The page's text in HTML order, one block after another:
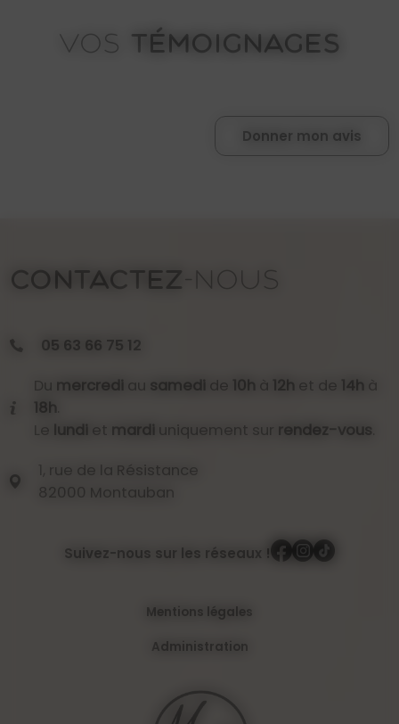
VOS TÉMOIGNAGES
Donner mon avis
CONTACTEZ-NOUS
05 63 66 75 12
Du mercredi au samedi de 10h à 12h et de 14h à
18h
Le lundi et mardi uniquement sur rendez-vous
1, rue de la Résistance
82000 Montauban
Suivez-nous sur les réseaux !
Mentions légales
Administration